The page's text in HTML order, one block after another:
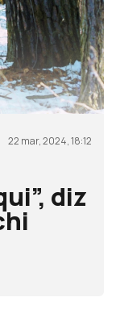
22 mar, 2024, 18:12
diz